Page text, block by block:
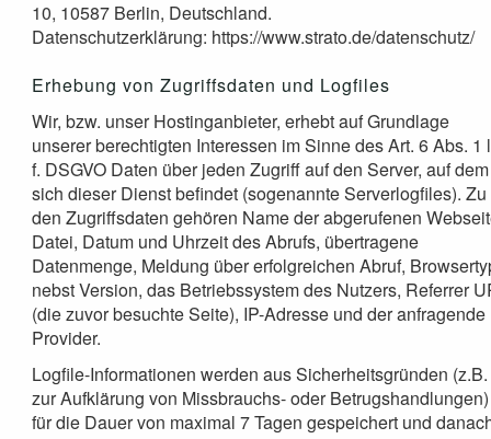
10, 10587 Berlin, Deutschland.
Datenschutzerklärung: https://www.strato.de/datenschutz/
Erhebung von Zugriffsdaten und Logfiles
Wir, bzw. unser Hostinganbieter, erhebt auf Grundlage
unserer berechtigten Interessen im Sinne des Art. 6 Abs. 1
f. DSGVO Daten über jeden Zugriff auf den Server, auf dem
sich dieser Dienst befindet (sogenannte Serverlogfiles). Zu
den Zugriffsdaten gehören Name der abgerufenen
Datei, Datum und Uhrzeit des Abrufs, übertragene
Datenmenge, Meldung über erfolgreichen Abruf,
nebst Version, das Betriebssystem des Nutzers, Referrer
(die zuvor besuchte Seite), IP-Adresse und der anfragende
Provider.
Logfile-Informationen werden aus Sicherheitsgründen (z.B.
zur Aufklärung von Missbrauchs- oder Betrugshandlungen)
für die Dauer von maximal 7 Tagen gespeichert und